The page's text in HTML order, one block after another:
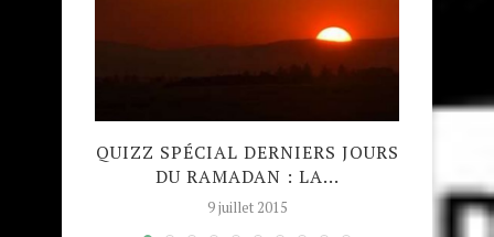
QUIZZ SPÉCIAL DERNIERS JOURS
DU RAMADAN : LA...
9 juillet 2015